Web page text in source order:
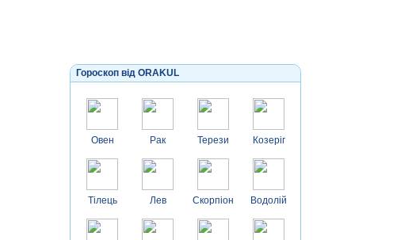
Гороскоп від ORAKUL
Овен
Тілець
Рак
Лев
Терези
Скорпіон
Козеріг
Водолій